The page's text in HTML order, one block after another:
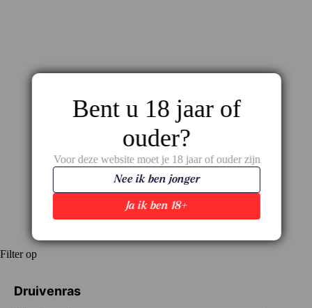
Zaccagnini Pecorino Tralcetto – fris wit met
kracht én karakter
Filter op
Druivenras
Bent u 18 jaar of
ouder?
Voor deze website moet je 18 jaar of ouder zijn
Ja ik ben 18+
Nee ik ben jonger